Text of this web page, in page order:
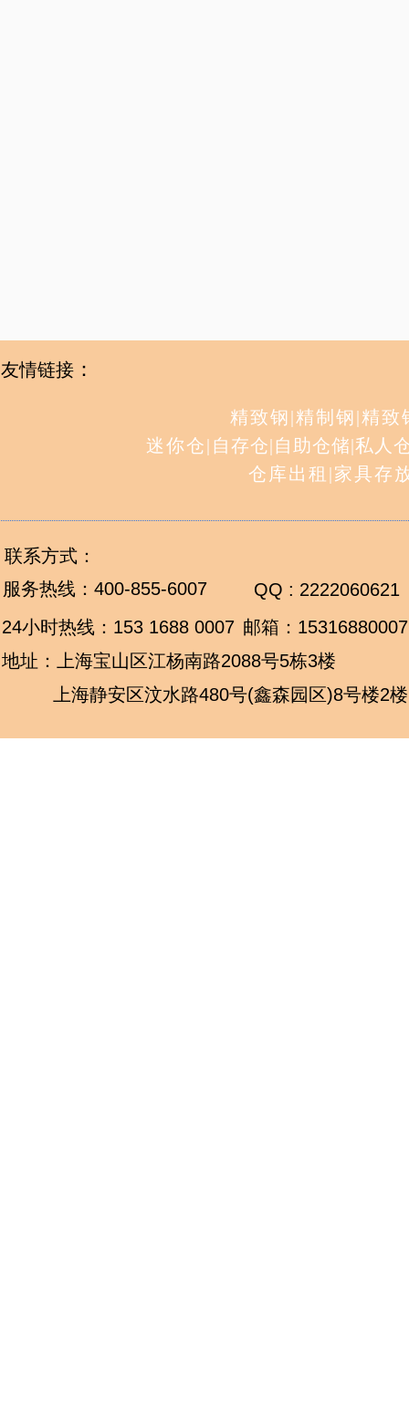
邮箱：
精致钢|精制钢|精致
迷你仓| 自存仓| 自助仓储|私人
仓库出租 |家具存
服务热线： 400-855-6007
24小时热线： 153 1688 0007
友情链接 ：
QQ : 2222060621
上海静安区汶水路480号(鑫森园区)8号楼2楼
地址：上海宝山区江杨南路2088号5栋3楼
联系方式：